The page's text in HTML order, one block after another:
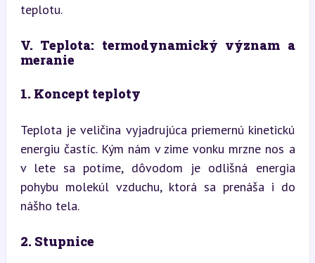
teplotu.
V. Teplota: termodynamický význam a
meranie
1. Koncept teploty
Teplota je veličina vyjadrujúca priemernú kinetickú
energiu častíc. Kým nám v zime vonku mrzne nos a
v lete sa potíme, dôvodom je odlišná energia
pohybu molekúl vzduchu, ktorá sa prenáša i do
nášho tela.
2. Stupnice